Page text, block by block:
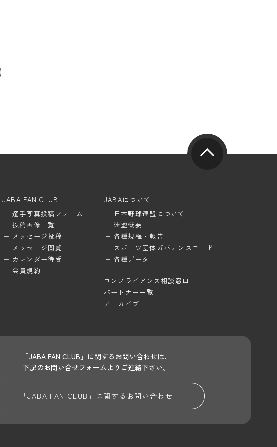
JABA FAN CLUB
選手写真投稿フォーム
投稿画像一覧
メッセージ投稿
メッセージ閲覧
カレンダー待受
会員規約
JABAについて
日本野球連盟について
連盟概要
各種規程・報告
スポーツ団体ガバナンスコード
各種データ
コンプライアンス相談窓口
パートナー一覧
アーカイブ
「JABA FAN CLUB」に関するお問い合わせは、
下記のお問い合せフォームよりご連絡下さい。
「JABA FAN CLUB」に関する お問い合わせ